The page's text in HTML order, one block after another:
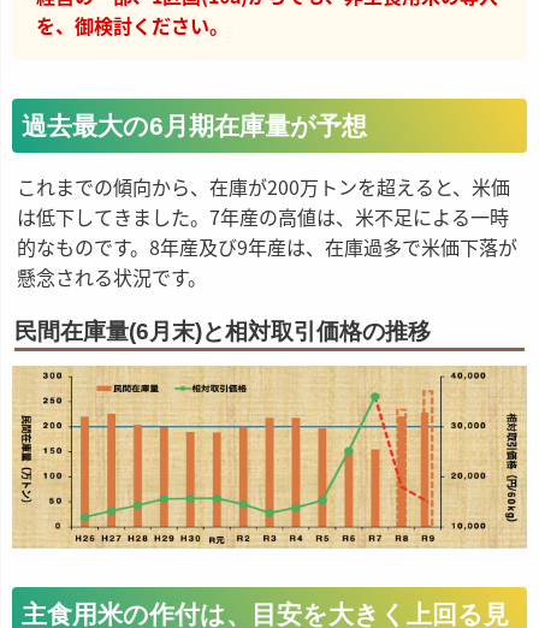
を、御検討ください。
過去最大の6月期在庫量が予想
これまでの傾向から、在庫が200万トンを超えると、米価
は低下してきました。7年産の高値は、米不足による一時
的なものです。8年産及び9年産は、在庫過多で米価下落が
懸念される状況です。
民間在庫量(6月末)と相対取引価格の推移
主食用米の作付は、目安を大きく上回る見